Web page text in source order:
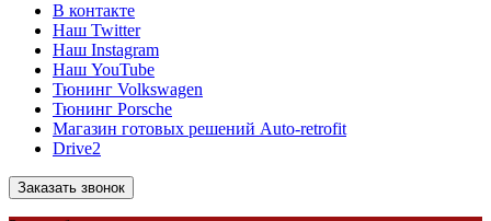
В контакте
Наш Twitter
Наш Instagram
Наш YouTube
Тюнинг Volkswagen
Тюнинг Porsche
Магазин готовых решений Auto-retrofit
Drive2
Заказать звонок